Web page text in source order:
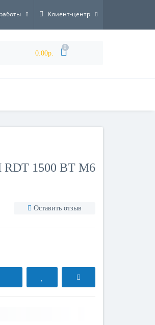
Клиент-центр
0.00р.
0
1500 ВТ М6
Оставить отзыв